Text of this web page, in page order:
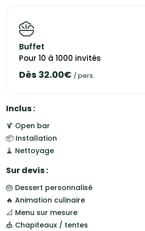
- location de vaisselle et matériel divers
- Location de barnum et mobilier
- Personnels de service
Buffet
Pour 10 à 1000 invités
Dès 32.00€ / pers.
Inclus :
🍹 Open bar
📦 Installation
🧹 Nettoyage
Sur devis :
🎂 Dessert personnalisé
🔥 Animation culinaire
📐 Menu sur mesure
🎪 Chapiteaux / tentes